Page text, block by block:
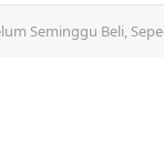
Seminggu Beli,